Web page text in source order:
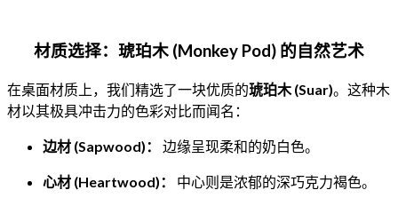
材质选择：琥珀木 (Monkey Pod) 的自然艺术
在桌面材质上，我们精选了一块优质的琥珀木 (Suar)。这种木
材以其极具冲击力的色彩对比而闻名：
边材 (Sapwood)： 边缘呈现柔和的奶白色。
心材 (Heartwood)： 中心则是浓郁的深巧克力褐色。